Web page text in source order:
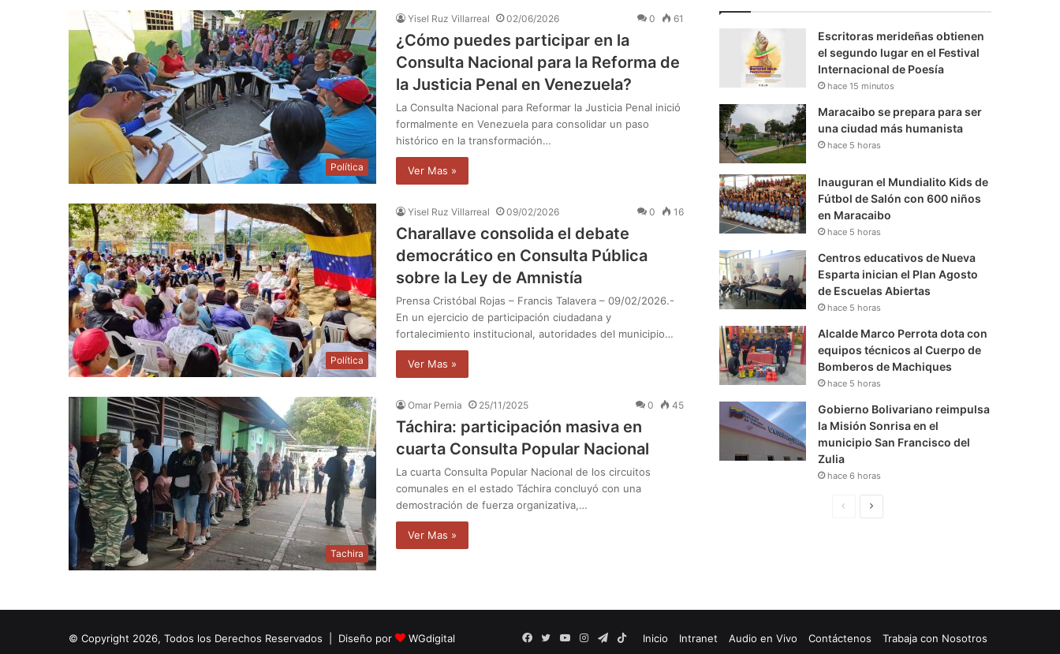
Política
Yisel Ruz Villarreal 02/06/2026 0 61
¿Cómo puedes participar en la
Consulta Nacional para la Reforma de
la Justicia Penal en Venezuela?
La Consulta Nacional para Reformar la Justicia Penal inició
formalmente en Venezuela para consolidar un paso
histórico en la transformación…
Ver Mas »
Política
Yisel Ruz Villarreal 09/02/2026 0 16
Charallave consolida el debate
democrático en Consulta Pública
sobre la Ley de Amnistía
Prensa Cristóbal Rojas – Francis Talavera – 09/02/2026.-
En un ejercicio de participación ciudadana y
fortalecimiento institucional, autoridades del municipio…
Ver Mas »
Tachira
Omar Pernia 25/11/2025 0 45
​Táchira: participación masiva en
cuarta Consulta Popular Nacional
La cuarta Consulta Popular Nacional de los circuitos
comunales en el estado Táchira concluyó con una
demostración de fuerza organizativa,…
Ver Mas »
Escritoras merideñas obtienen
el segundo lugar en el Festival
Internacional de Poesía
hace 15 minutos
Maracaibo se prepara para ser
una ciudad más humanista
hace 5 horas
Inauguran el Mundialito Kids de
Fútbol de Salón con 600 niños
en Maracaibo
hace 5 horas
Centros educativos de Nueva
Esparta inician el Plan Agosto
de Escuelas Abiertas
hace 5 horas
Alcalde Marco Perrota dota con
equipos técnicos al Cuerpo de
Bomberos de Machiques
hace 5 horas
Gobierno Bolivariano reimpulsa
la Misión Sonrisa en el
municipio San Francisco del
Zulia
hace 6 horas
A
S
© Copyright 2026, Todos los Derechos Reservados | Diseño por WGdigital Inicio Intranet Audio en Vivo Contáctenos Trabaja con Nosotros
Facebook
TwitterYouTubeInstagramTelegram
TikTok